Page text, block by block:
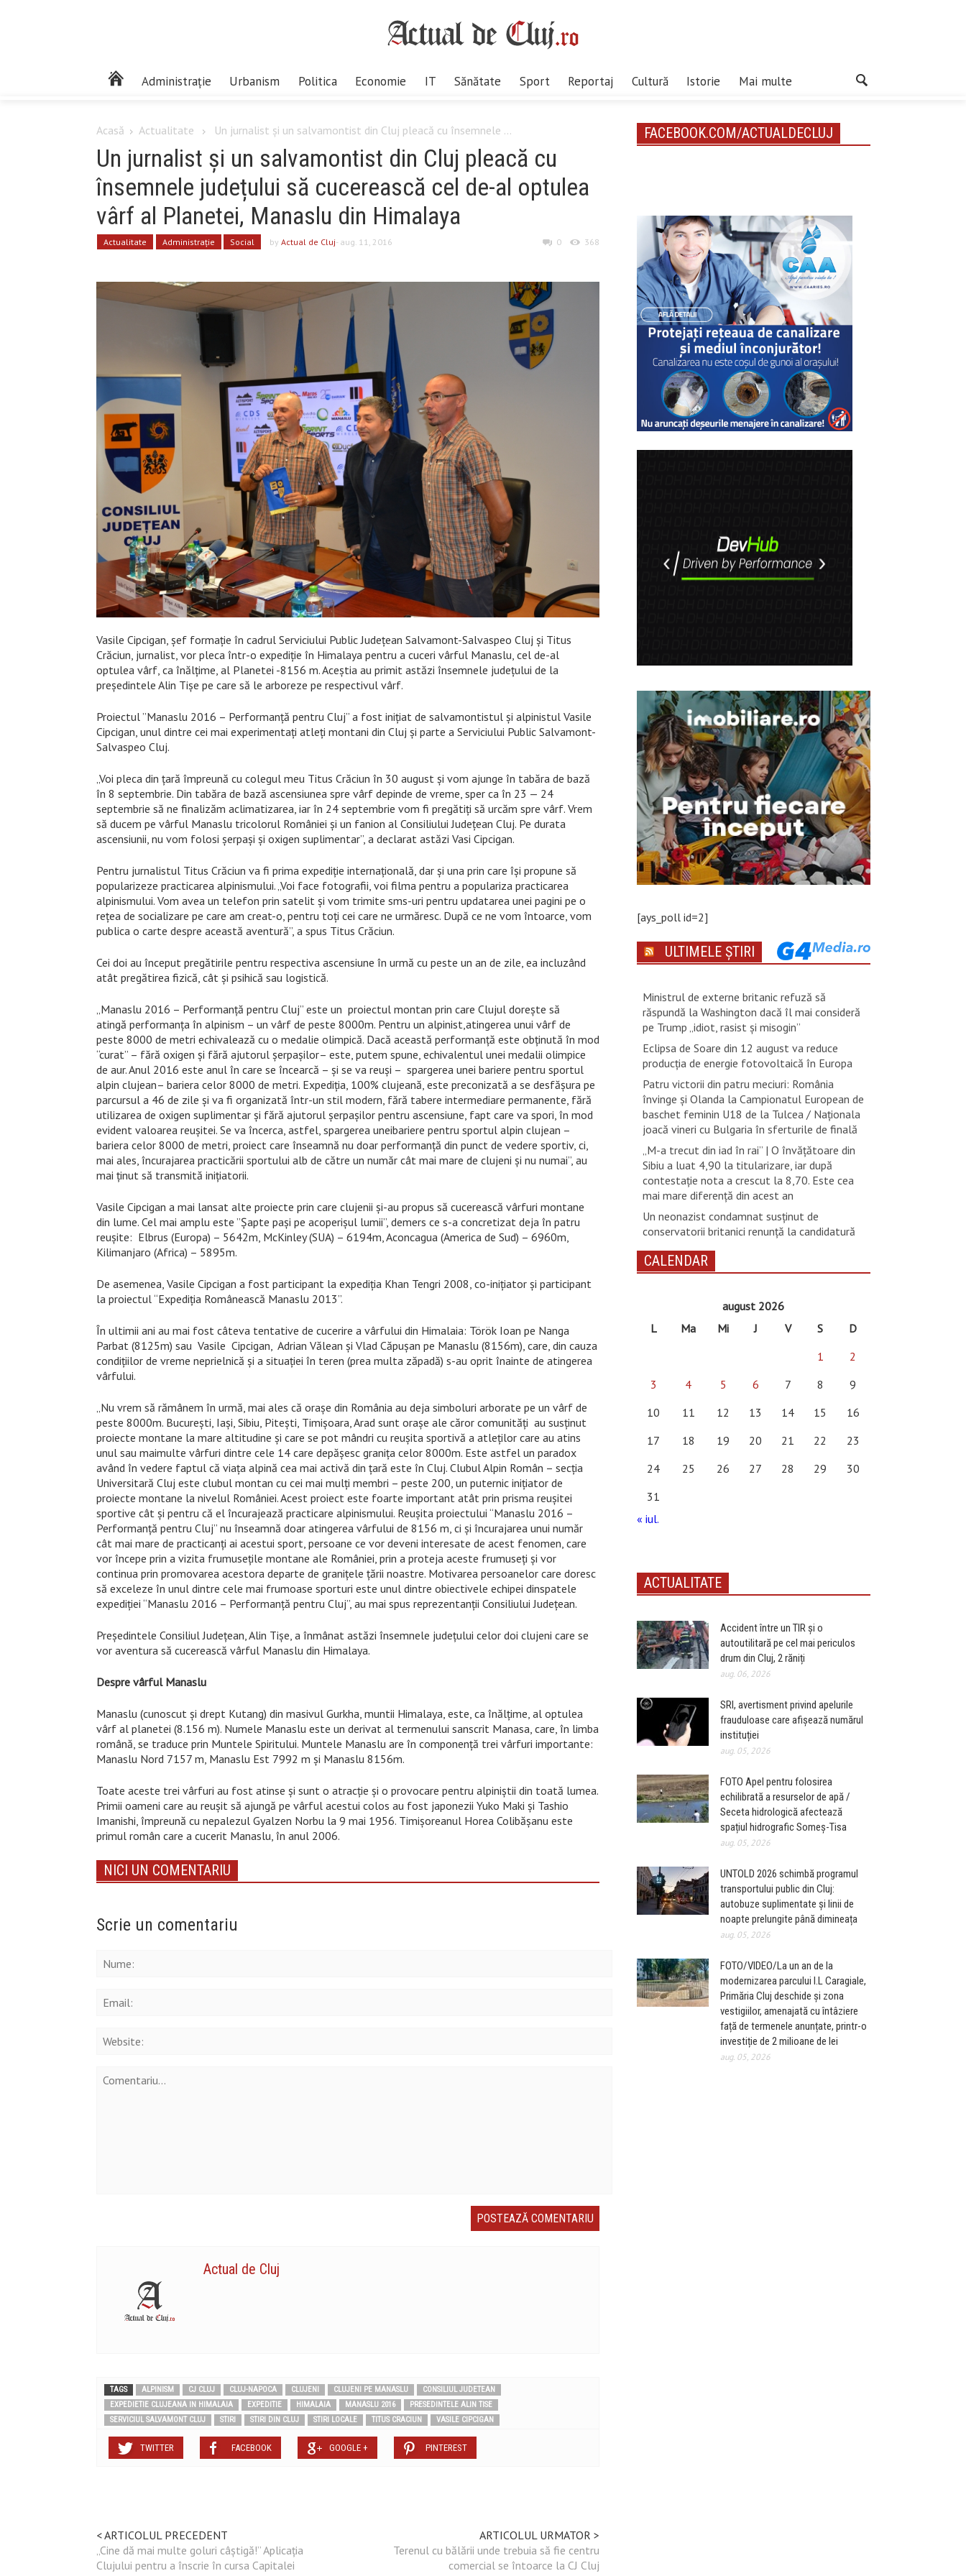
Administrație Urbanism Politica Economie IT Sănătate Sport Reportaj Cultură Istorie Mai multe
Acasă Actualitate Un jurnalist și un salvamontist din Cluj pleacă cu însemnele ...
Un jurnalist și un salvamontist din Cluj pleacă cu
însemnele județului să cucerească cel de-al optulea
vârf al Planetei, Manaslu din Himalaya
Actualitate Administrație Social byActual de Cluj- aug. 11, 2016 0 368
Vasile Cipcigan, şef formaţie în cadrul Serviciului Public Judeţean Salvamont-Salvaspeo Cluj şi Titus
Crăciun, jurnalist, vor pleca într-o expediție în Himalaya pentru a cuceri vârful Manaslu, cel de-al
optulea vârf, ca înălţime, al Planetei -8156 m. Aceștia au primit astăzi însemnele județului de la
președintele Alin Tișe pe care să le arboreze pe respectivul vârf.
Proiectul ”Manaslu 2016 – Performanță pentru Cluj” a fost iniţiat de salvamontistul şi alpinistul Vasile
Cipcigan, unul dintre cei mai experimentaţi atleţi montani din Cluj și parte a Serviciului Public Salvamont-
Salvaspeo Cluj.
„Voi pleca din țară împreună cu colegul meu Titus Crăciun în 30 august și vom ajunge în tabăra de bază
în 8 septembrie. Din tabăra de bază ascensiunea spre vârf depinde de vreme, sper ca în 23 — 24
septembrie să ne finalizăm aclimatizarea, iar în 24 septembrie vom fi pregătiți să urcăm spre vârf. Vrem
să ducem pe vârful Manaslu tricolorul României și un fanion al Consiliului Județean Cluj. Pe durata
ascensiunii, nu vom folosi șerpași și oxigen suplimentar”, a declarat astăzi Vasi Cipcigan.
Pentru jurnalistul Titus Crăciun va fi prima expediție internațională, dar și una prin care își propune să
popularizeze practicarea alpinismului. „Voi face fotografii, voi filma pentru a populariza practicarea
alpinismului. Vom avea un telefon prin satelit și vom trimite sms-uri pentru updatarea unei pagini pe o
rețea de socializare pe care am creat-o, pentru toți cei care ne urmăresc. După ce ne vom întoarce, vom
publica o carte despre această aventură”, a spus Titus Crăciun.
Cei doi au început pregătirile pentru respectiva ascensiune în urmă cu peste un an de zile, ea incluzând
atât pregătirea fizică, cât și psihică sau logistică.
„Manaslu 2016 – Performanţă pentru Cluj” este un proiectul montan prin care Clujul dorește să
atingă performanţa în alpinism – un vârf de peste 8000m. Pentru un alpinist,atingerea unui vârf de
peste 8000 de metri echivalează cu o medalie olimpică. Dacă această performanţă este obţinută în mod
“curat” – fără oxigen şi fără ajutorul şerpaşilor– este, putem spune, echivalentul unei medalii olimpice
de aur. Anul 2016 este anul în care se încearcă – şi se va reuşi – spargerea unei bariere pentru sportul
alpin clujean– bariera celor 8000 de metri. Expediţia, 100% clujeană, este preconizată a se desfăşura pe
parcursul a 46 de zile şi va fi organizată într-un stil modern, fără tabere intermediare permanente, fără
utilizarea de oxigen suplimentar şi fără ajutorul şerpaşilor pentru ascensiune, fapt care va spori, în mod
evident valoarea reuşitei. Se va încerca, astfel, spargerea uneibariere pentru sportul alpin clujean –
bariera celor 8000 de metri, proiect care înseamnă nu doar performanţă din punct de vedere sportiv, ci,
mai ales, încurajarea practicării sportului alb de către un număr cât mai mare de clujeni şi nu numai”, au
mai ținut să transmită inițiatorii.
Vasile Cipcigan a mai lansat alte proiecte prin care clujenii și-au propus să cucerească vârfuri montane
din lume. Cel mai amplu este ”Şapte paşi pe acoperişul lumii”, demers ce s-a concretizat deja în patru
reuşite: Elbrus (Europa) – 5642m, McKinley (SUA) – 6194m, Aconcagua (America de Sud) – 6960m,
Kilimanjaro (Africa) – 5895m.
De asemenea, Vasile Cipcigan a fost participant la expediţia Khan Tengri 2008, co-iniţiator şi participant
la proiectul “Expediţia Românească Manaslu 2013”.
În ultimii ani au mai fost câteva tentative de cucerire a vârfului din Himalaia: Török Ioan pe Nanga
Parbat (8125m) sau Vasile Cipcigan, Adrian Vălean şi Vlad Căpuşan pe Manaslu (8156m), care, din cauza
condiţiilor de vreme neprielnică şi a situaţiei în teren (prea multa zăpadă) s-au oprit înainte de atingerea
vârfului.
„Nu vrem să rămânem în urmă, mai ales că orașe din România au deja simboluri arborate pe un vârf de
peste 8000m. Bucureşti, Iaşi, Sibiu, Piteşti, Timişoara, Arad sunt oraşe ale căror comunităţi au susţinut
proiecte montane la mare altitudine şi care se pot mândri cu reuşita sportivă a atleţilor care au atins
unul sau maimulte vârfuri dintre cele 14 care depăşesc graniţa celor 8000m. Este astfel un paradox
având în vedere faptul că viaţa alpină cea mai activă din ţară este în Cluj. Clubul Alpin Român – secţia
Universitară Cluj este clubul montan cu cei mai mulţi membri – peste 200, un puternic iniţiator de
proiecte montane la nivelul României. Acest proiect este foarte important atât prin prisma reușitei
sportive cât și pentru că el încurajează practicare alpinismului. Reușita proiectului “Manaslu 2016 –
Performanță pentru Cluj” nu înseamnă doar atingerea vârfului de 8156 m, ci și încurajarea unui număr
cât mai mare de practicanți ai acestui sport, persoane ce vor deveni interesate de acest fenomen, care
vor începe prin a vizita frumusețile montane ale României, prin a proteja aceste frumuseți și vor
continua prin promovarea acestora departe de granițele țării noastre. Motivarea persoanelor care doresc
să exceleze în unul dintre cele mai frumoase sporturi este unul dintre obiectivele echipei dinspatele
expediției “Manaslu 2016 – Performanță pentru Cluj”, au mai spus reprezentanții Consiliului Județean.
Președintele Consiliul Județean, Alin Tișe, a înmânat astăzi însemnele județului celor doi clujeni care se
vor aventura să cucerească vârful Manaslu din Himalaya.
Despre vârful Manaslu
Manaslu (cunoscut şi drept Kutang) din masivul Gurkha, muntii Himalaya, este, ca înălţime, al optulea
vârf al planetei (8.156 m). Numele Manaslu este un derivat al termenului sanscrit Manasa, care, în limba
română, se traduce prin Muntele Spiritului. Muntele Manaslu are în componenţă trei vârfuri importante:
Manaslu Nord 7157 m, Manaslu Est 7992 m şi Manaslu 8156m.
Toate aceste trei vârfuri au fost atinse şi sunt o atracţie şi o provocare pentru alpiniştii din toată lumea.
Primii oameni care au reuşit să ajungă pe vârful acestui colos au fost japonezii Yuko Maki şi Tashio
Imanishi, împreună cu nepalezul Gyalzen Norbu la 9 mai 1956. Timişoreanul Horea Colibăşanu este
primul român care a cucerit Manaslu, în anul 2006.
NICI UN COMENTARIU
Scrie un comentariu
Actual de Cluj
TAGS ALPINISM CJ CLUJ CLUJ-NAPOCA CLUJENI CLUJENI PE MANASLU
CONSILIUL JUDETEAN
EXPEDIETIE CLUJEANA IN HIMALAIA
EXPEDITIE HIMALAIA MANASLU 2016
PRESEDINTELE ALIN TISE
SERVICIUL SALVAMONT CLUJ
STIRI STIRI DIN CLUJ STIRI LOCALE TITUS CRACIUN VASILE CIPCIGAN
TWITTER FACEBOOK GOOGLE + PINTEREST
< ARTICOLUL PRECEDENT
„Cine dă mai multe goluri câștigă!” Aplicația
Clujului pentru a înscrie în cursa Capitalei
ARTICOLUL URMATOR >
Terenul cu bălării unde trebuia să fie centru
comercial se întoarce la CJ Cluj
FACEBOOK.COM/ACTUALDECLUJ
[ays_poll id=2]
ULTIMELE ȘTIRI
Ministrul de externe britanic refuză să
răspundă la Washington dacă îl mai consideră
pe Trump „idiot, rasist şi misogin”
Eclipsa de Soare din 12 august va reduce
producția de energie fotovoltaică în Europa
Patru victorii din patru meciuri: România
învinge și Olanda la Campionatul European de
baschet feminin U18 de la Tulcea / Naționala
joacă vineri cu Bulgaria în sferturile de finală
„M-a trecut din iad în rai” | O învățătoare din
Sibiu a luat 4,90 la titularizare, iar după
contestație nota a crescut la 8,70. Este cea
mai mare diferență din acest an
Un neonazist condamnat susţinut de
conservatorii britanici renunţă la candidatură
CALENDAR
august 2026
L
Ma Mi J V S
D
1
2
3
4 5 6 7 8
9
10
11 12 13 14 15
16
17
18 19 20 21 22
23
24
25 26 27 28 29
30
31
« iul.
ACTUALITATE
Accident între un TIR și o
autoutilitară pe cel mai periculos
drum din Cluj, 2 răniți
aug. 06, 2026
SRI, avertisment privind apelurile
frauduloase care afișează numărul
instituției
aug. 05, 2026
FOTO Apel pentru folosirea
echilibrată a resurselor de apă /
Seceta hidrologică afectează
spațiul hidrografic Someș-Tisa
aug. 05, 2026
UNTOLD 2026 schimbă programul
transportului public din Cluj:
autobuze suplimentate și linii de
noapte prelungite până dimineața
aug. 05, 2026
FOTO/VIDEO/La un an de la
modernizarea parcului I.L Caragiale,
Primăria Cluj deschide și zona
vestigiilor, amenajată cu întâziere
față de termenele anunțate, printr-o
investiție de 2 milioane de lei
aug. 05, 2026